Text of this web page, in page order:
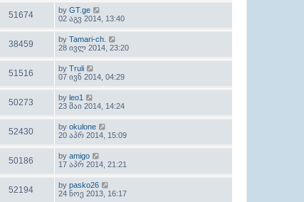
51674 by GT.ge
02 აგვ 2014, 13:40
38459 by Tamari-ch.
28 ივლ 2014, 23:20
51516 by Truli
07 ივნ 2014, 04:29
50273 by leo1
23 მაი 2014, 14:24
52430 by okulone
20 აპრ 2014, 15:09
50186 by amigo
17 აპრ 2014, 21:21
52194 by pasko26
24 ნოე 2013, 16:17